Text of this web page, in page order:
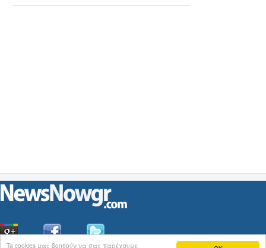
Ta cookies μας βοηθούν να σας παρέχουμε